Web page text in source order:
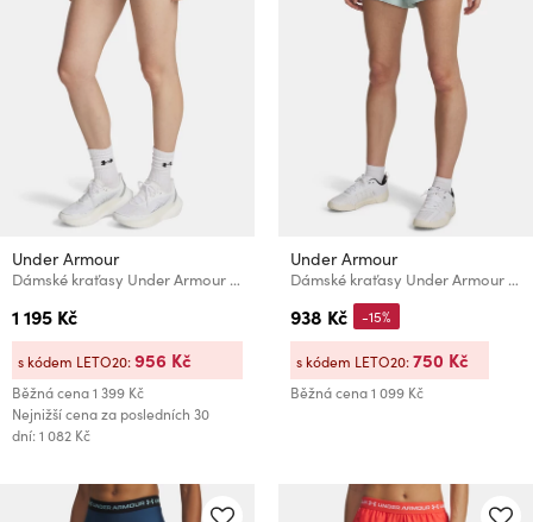
Under Armour
Dámské kraťasy Under Armour UA Velociti Pro 3in Shorts
1 195 Kč
Běžná cena1 399 Kč
Nejnižší cena za posledních 30
dní: 1 082 Kč
s kódem LETO20:956 Kč
Under Armour
Dámské kraťasy Under Armour UA Vanish Woven 5in Shorts
938 Kč
Běžná cena1 099 Kč
-15%
s kódem LETO20:750 Kč